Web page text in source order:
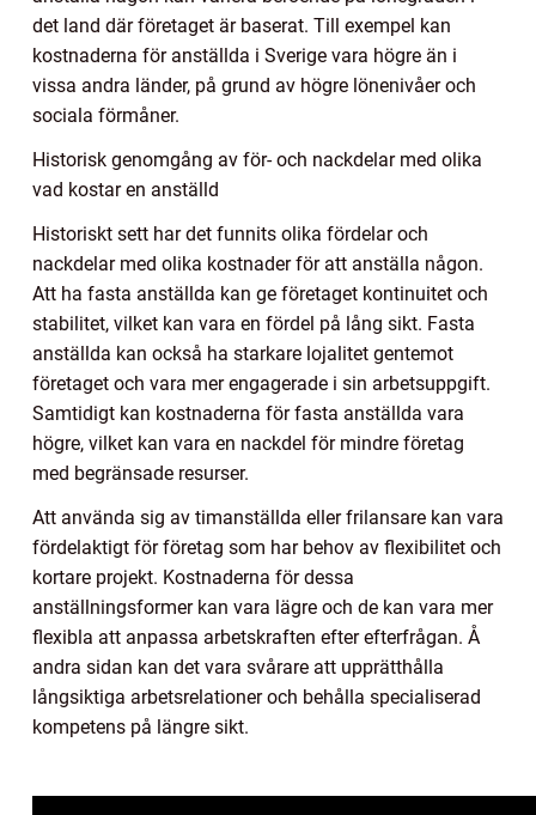
det land där företaget är baserat. Till exempel kan
kostnaderna för anställda i Sverige vara högre än i
vissa andra länder, på grund av högre lönenivåer och
sociala förmåner.
Historisk genomgång av för- och nackdelar med olika
vad kostar en anställd
Historiskt sett har det funnits olika fördelar och
nackdelar med olika kostnader för att anställa någon.
Att ha fasta anställda kan ge företaget kontinuitet och
stabilitet, vilket kan vara en fördel på lång sikt. Fasta
anställda kan också ha starkare lojalitet gentemot
företaget och vara mer engagerade i sin arbetsuppgift.
Samtidigt kan kostnaderna för fasta anställda vara
högre, vilket kan vara en nackdel för mindre företag
med begränsade resurser.
Att använda sig av timanställda eller frilansare kan vara
fördelaktigt för företag som har behov av flexibilitet och
kortare projekt. Kostnaderna för dessa
anställningsformer kan vara lägre och de kan vara mer
flexibla att anpassa arbetskraften efter efterfrågan. Å
andra sidan kan det vara svårare att upprätthålla
långsiktiga arbetsrelationer och behålla specialiserad
kompetens på längre sikt.